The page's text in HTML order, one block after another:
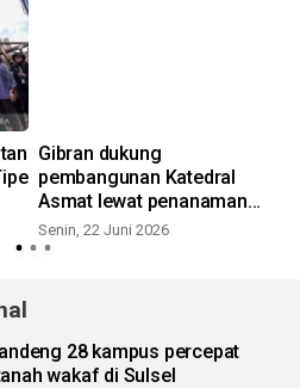
Gibran dukung
pembangunan Katedral
Asmat lewat penanaman
cemara
Senin, 22 Juni 2026
28 kampus percepat
wakaf di Sulsel